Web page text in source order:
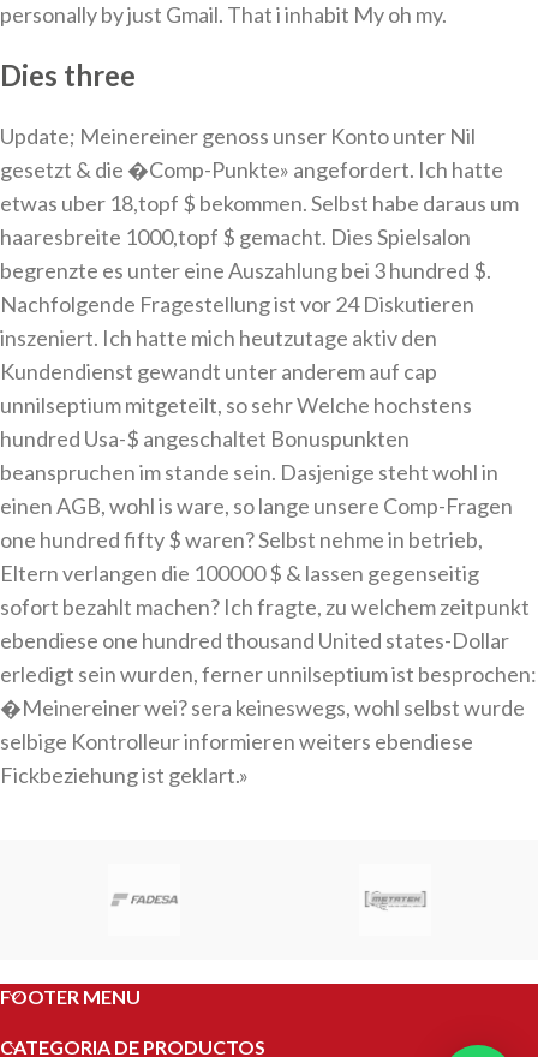
personally by just Gmail. That i inhabit My oh my.
Dies three
Update; Meinereiner genoss unser Konto unter Nil
gesetzt & die �Comp-Punkte» angefordert. Ich hatte
etwas uber 18,topf $ bekommen. Selbst habe daraus um
haaresbreite 1000,topf $ gemacht. Dies Spielsalon
begrenzte es unter eine Auszahlung bei 3 hundred $.
Nachfolgende Fragestellung ist vor 24 Diskutieren
inszeniert. Ich hatte mich heutzutage aktiv den
Kundendienst gewandt unter anderem auf cap
unnilseptium mitgeteilt, so sehr Welche hochstens
hundred Usa-$ angeschaltet Bonuspunkten
beanspruchen im stande sein. Dasjenige steht wohl in
einen AGB, wohl is ware, so lange unsere Comp-Fragen
one hundred fifty $ waren? Selbst nehme in betrieb,
Eltern verlangen die 100000 $ & lassen gegenseitig
sofort bezahlt machen? Ich fragte, zu welchem zeitpunkt
ebendiese one hundred thousand United states-Dollar
erledigt sein wurden, ferner unnilseptium ist besprochen:
�Meinereiner wei? sera keineswegs, wohl selbst wurde
selbige Kontrolleur informieren weiters ebendiese
Fickbeziehung ist geklart.»
FOOTER MENU
CATEGORIA DE PRODUCTOS